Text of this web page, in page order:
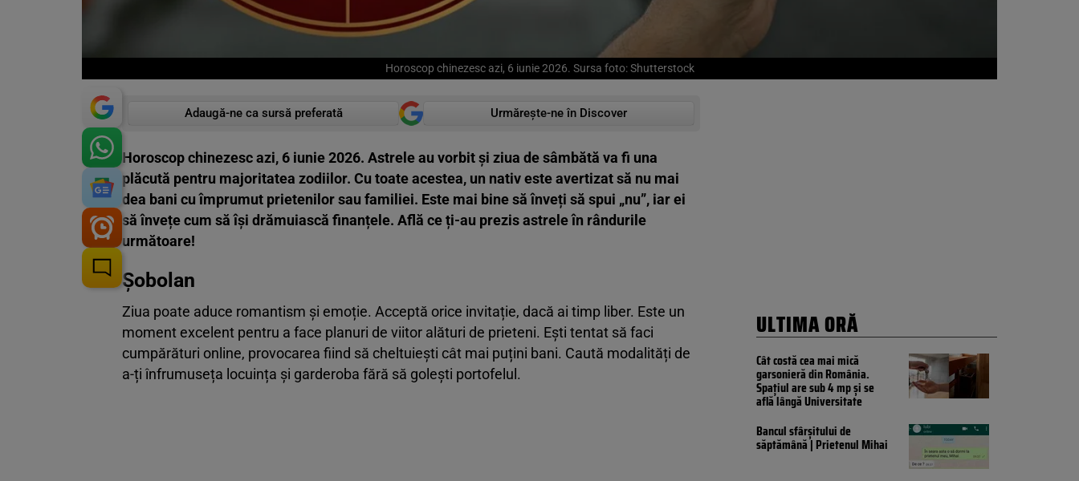
Horoscop chinezesc azi, 6 iunie 2026. Sursa foto: Shutterstock
Adaugă-ne ca sursă preferată Urmărește-ne în Discover
Horoscop chinezesc azi, 6 iunie 2026. Astrele au vorbit și ziua de sâmbătă va fi una
plăcută pentru majoritatea zodiilor. Cu toate acestea, un nativ este avertizat să nu mai
dea bani cu împrumut prietenilor sau familiei. Este mai bine să înveți să spui „nu”, iar ei
să învețe cum să își drămuiască finanțele. Află ce ți-au prezis astrele în rândurile
următoare!
Șobolan
Ziua poate aduce romantism și emoție. Acceptă orice invitație, dacă ai timp liber. Este un
moment excelent pentru a face planuri de viitor alături de prieteni. Ești tentat să faci
cumpărături online, provocarea fiind să cheltuiești cât mai puțini bani. Caută modalități de
a-ți înfrumuseța locuința și garderoba fără să golești portofelul.
ULTIMA ORĂ
Cât costă cea mai mică
garsonieră din România.
Spațiul are sub 4 mp și se
află lângă Universitate
Bancul sfârșitului de
săptămână | Prietenul Mihai